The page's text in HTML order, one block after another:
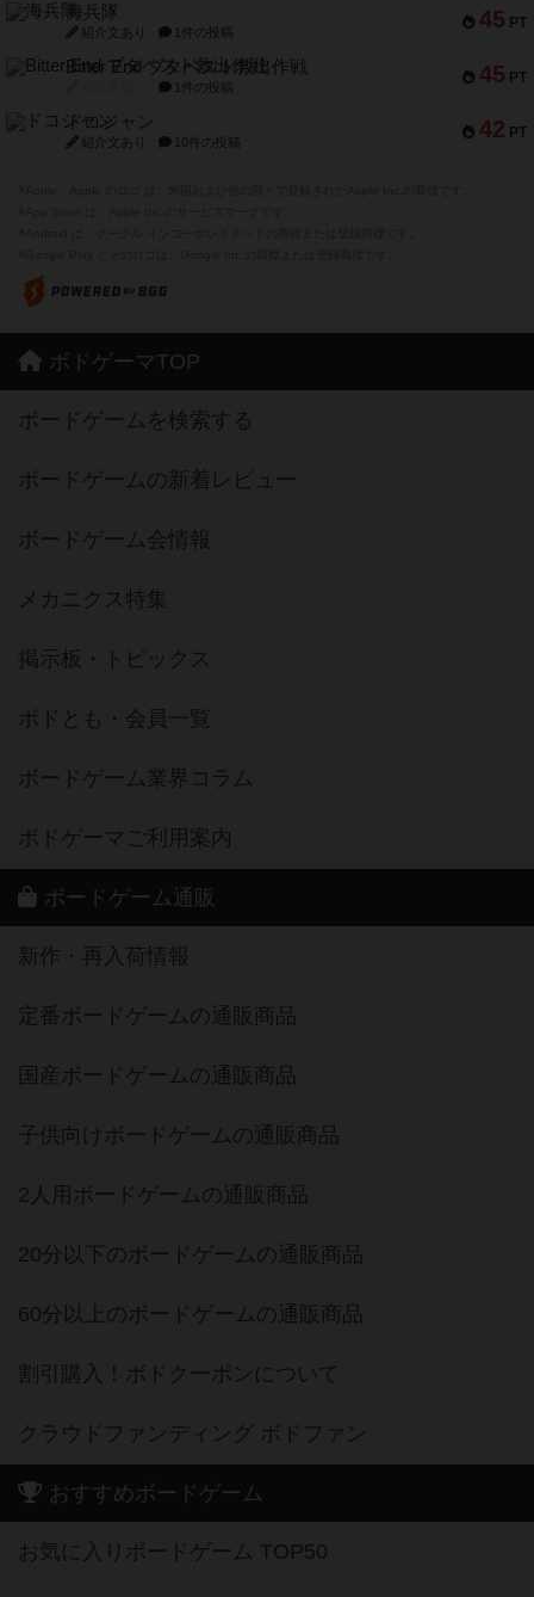
45 PT
海兵隊
紹介文あり 1件の投稿
45 PT
Bitter End ブタペスト救出作戦
1件の投稿
42 PT
ドコジャン
紹介文あり 10件の投稿
ボドゲーマTOP
ボードゲームを検索する
ボードゲームの新着レビュー
ボードゲーム会情報
メカニクス特集
掲示板・トピックス
ボドとも・会員一覧
ボードゲーム業界コラム
ボドゲーマご利用案内
ボードゲーム通販
新作・再入荷情報
定番ボードゲームの通販商品
国産ボードゲームの通販商品
子供向けボードゲームの通販商品
2人用ボードゲームの通販商品
20分以下のボードゲームの通販商品
60分以上のボードゲームの通販商品
割引購入！ボドクーポンについて
クラウドファンディング ボドファン
おすすめボードゲーム
お気に入りボードゲーム TOP50